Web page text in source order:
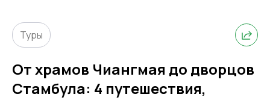
Туры
От храмов Чиангмая до дворцов
Стамбула: 4 путешествия,